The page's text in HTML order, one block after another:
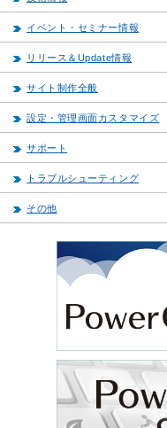
イベント・セミナー情報
リリース＆Update情報
サイト制作全般
設定・管理画面カスタマイズ
サポート
トラブルシューティング
その他